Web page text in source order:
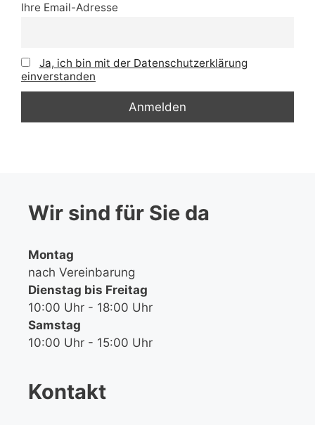
Ihre Email-Adresse
Ja, ich bin mit der Datenschutzerklärung
einverstanden
Wir sind für Sie da
Montag
nach Vereinbarung
Dienstag bis Freitag
10:00 Uhr - 18:00 Uhr
Samstag
10:00 Uhr - 15:00 Uhr
Kontakt